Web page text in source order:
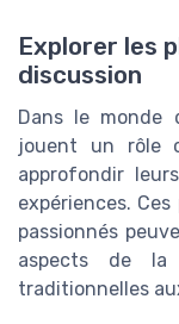
Explorer les
discussion
Dans le monde
jouent un rôle
approfondir
expériences.
passionnés
aspects de la
traditionnelles